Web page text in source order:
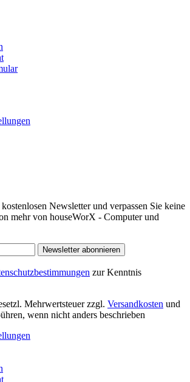
Newsletter und verpassen Sie keine
mehr von houseWorX - Computer und
Newsletter abonnieren
zur Kenntnis
Mehrwertsteuer zzgl. Versandkosten und
wenn nicht anders beschrieben